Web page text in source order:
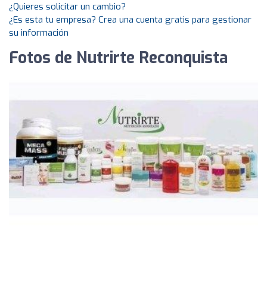
¿Quieres solicitar un cambio?
¿Es esta tu empresa? Crea una cuenta gratis para gestionar
su información
Fotos de Nutrirte Reconquista